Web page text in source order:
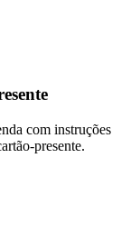
com instruções
presente.